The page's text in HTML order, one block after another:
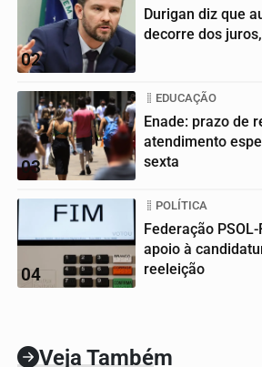
02
Durigan diz que
decorre dos
03
EDUCAÇÃO
Enade: prazo de
atendimento
sexta
04
POLÍTICA
Federação
apoio à
reeleição
Veja Também